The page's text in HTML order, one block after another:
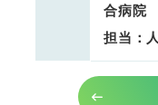
合病院
担当：